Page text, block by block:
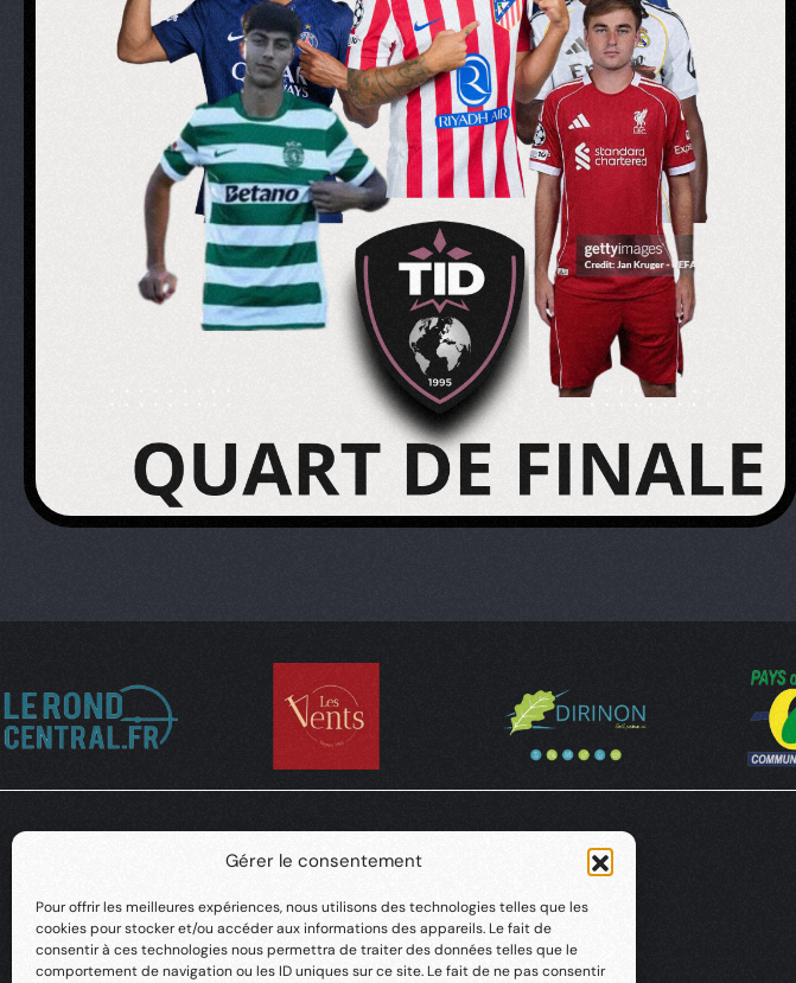
Gérer le consentement
Pour offrir les meilleures expériences, nous utilisons des technologies telles que les
cookies pour stocker et/ou accéder aux informations des appareils. Le fait de
consentir à ces technologies nous permettra de traiter des données telles que le
comportement de navigation ou les ID uniques sur ce site. Le fait de ne pas consentir